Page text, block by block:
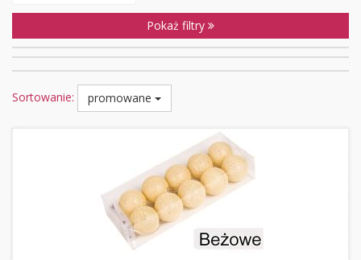
Pokaż filtry
Sortowanie: promowane